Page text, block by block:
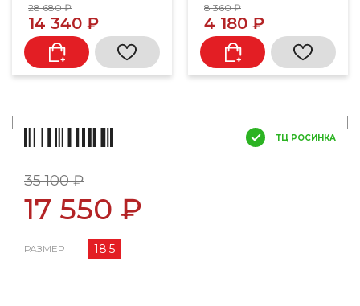
28 680 ₽
14 340 ₽
8 360 ₽
4 180 ₽
ТЦ РОСИНКА
35 100 ₽
17 550 ₽
РАЗМЕР 18.5